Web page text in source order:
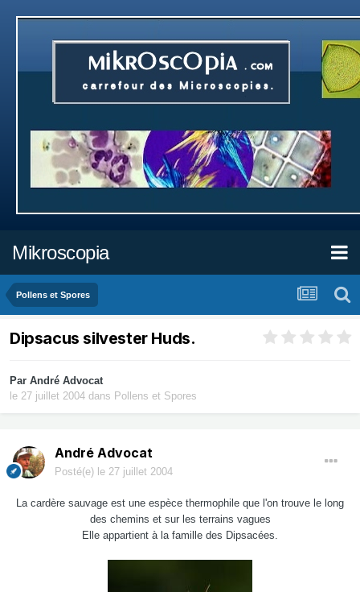
Mikroscopia
Pollens et Spores
Dipsacus silvester Huds.
Par André Advocat
le 27 juillet 2004 dans Pollens et Spores
André Advocat
Posté(e) le 27 juillet 2004
La cardère sauvage est une espèce thermophile que l'on trouve le long
des chemins et sur les terrains vagues
Elle appartient à la famille des Dipsacées.